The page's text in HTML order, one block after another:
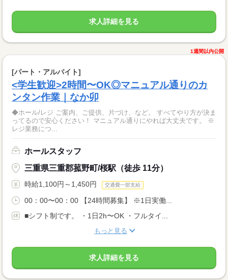
求人詳細を見る
1週間以内公開
[パート・アルバイト]
<学生歓迎>2時間〜OK◎マニュアル通りのカ
ンタン作業｜なか卯
◆ホール/レジ ご案内、ご提供、片づけ、など。 すべてやり方が決ま
ってるので安心ください！ マニュアル通りにやれば大丈夫です。 ※
レジ業務につ...
ホールスタッフ
三重県三重郡菰野町/桜駅（徒歩 11分）
時給1,100円～1,450円 交通費一部支給
00：00〜00：00 【24時間募集】 ※1日実働...
■シフト制です。 ・1日2h〜OK ・フルタイ...
もっと見る
求人詳細を見る